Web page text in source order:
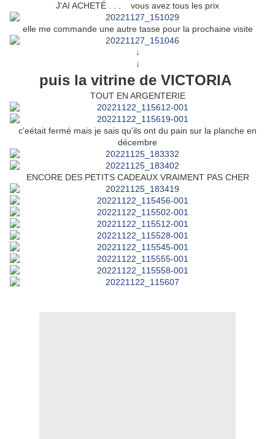
J'AI ACHETÉ . . . vous avez tous les prix
elle me commande une autre tasse pour la prochaine visite
↓
↓
puis la vitrine de VICTORIA
TOUT EN ARGENTERIE
c'eétait fermé mais je sais qu'ils ont du pain sur la planche en
décembre
ENCORE DES PETITS CADEAUX VRAIMENT PAS CHER